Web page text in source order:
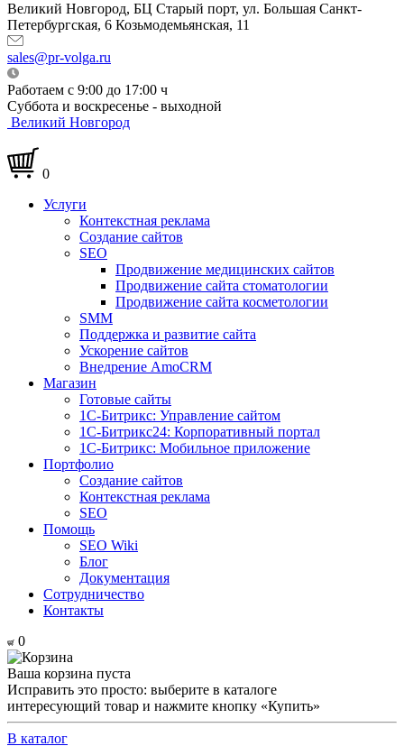
Великий Новгород, БЦ Старый порт, ул. Большая Санкт-
Петербургская, 6 Козьмодемьянская, 11
sales@pr-volga.ru
Работаем с 9:00 до 17:00 ч
Суббота и воскресенье - выходной
Великий Новгород
0
Услуги
Контекстная реклама
Создание сайтов
SEO
Продвижение медицинских сайтов
Продвижение сайта стоматологии
Продвижение сайта косметологии
SMM
Поддержка и развитие сайта
Ускорение сайтов
Внедрение AmoCRM
Магазин
Готовые сайты
1С-Битрикс: Управление сайтом
1С-Битрикс24: Корпоративный портал
1С-Битрикс: Мобильное приложение
Портфолио
Создание сайтов
Контекстная реклама
SEO
Помощь
SEO Wiki
Блог
Документация
Сотрудничество
Контакты
0
Ваша корзина пуста
Исправить это просто: выберите в каталоге
интересующий товар и нажмите кнопку «Купить»
В каталог